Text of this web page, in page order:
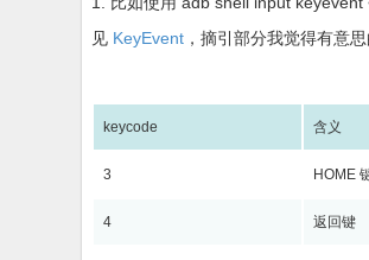
见 KeyEvent ，摘引部分我觉得有意思
keycode 含义
3 HOME
4 返回键